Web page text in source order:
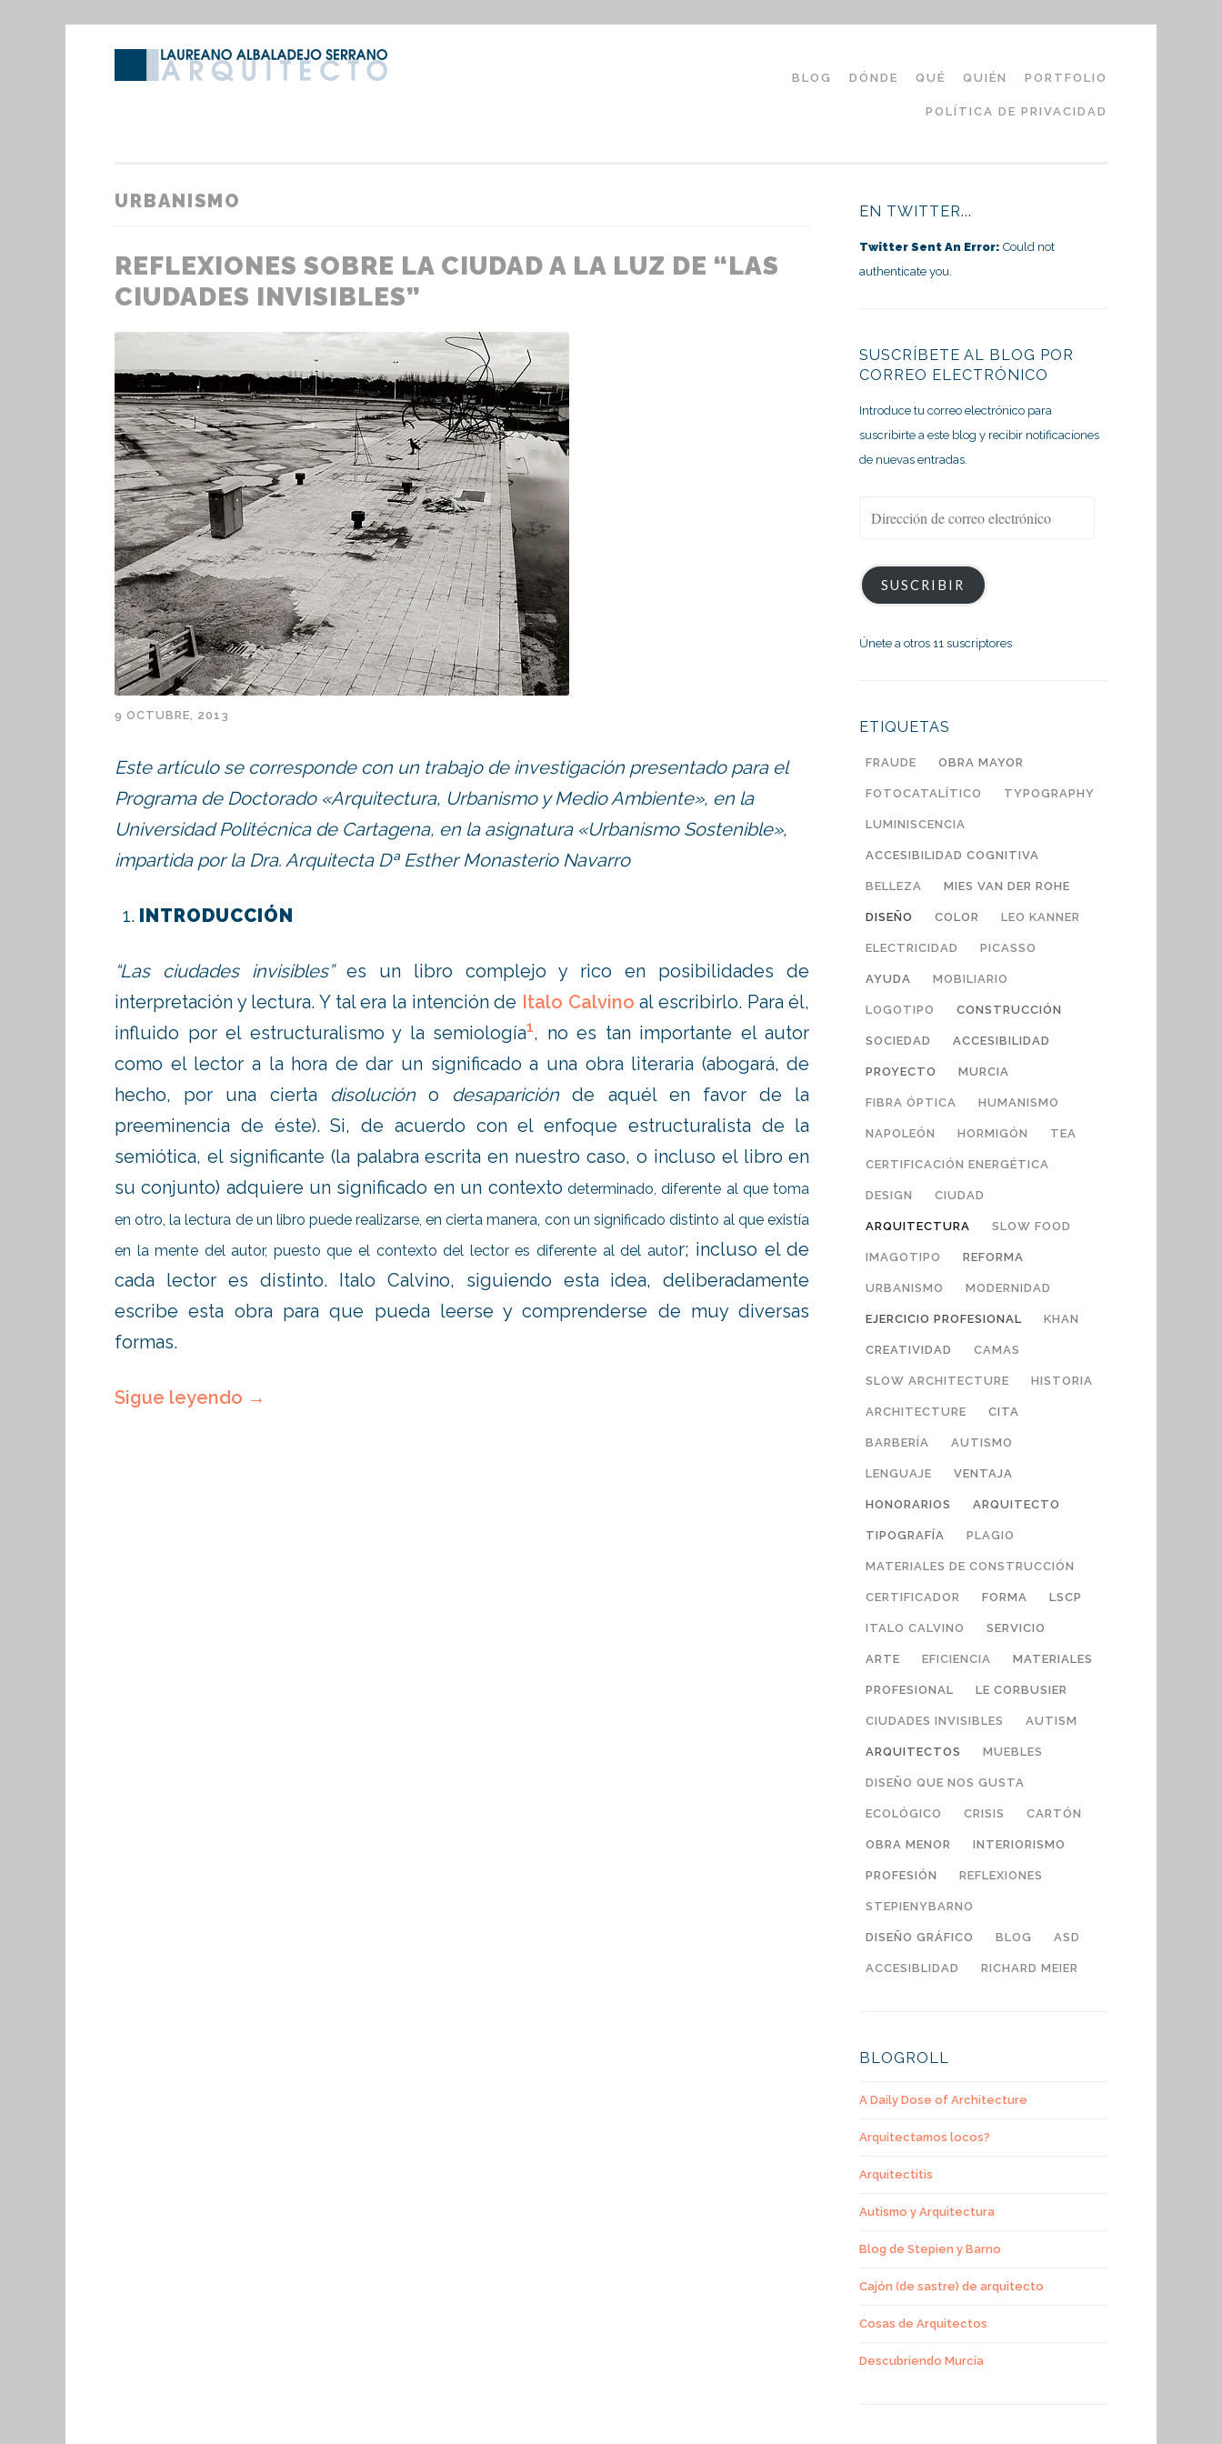
al
BLOG DÓNDE QUÉ QUIÉN PORTFOLIO
POLÍTICA DE PRIVACIDAD
URBANISMO
REFLEXIONES SOBRE LA CIUDAD A LA LUZ DE “LAS
CIUDADES INVISIBLES”
9 OCTUBRE, 2013
Este artículo se corresponde con un trabajo de investigación presentado para el
Programa de Doctorado «Arquitectura, Urbanismo y Medio Ambiente», en la
Universidad Politécnica de Cartagena, en la asignatura «Urbanismo Sostenible»,
impartida por la Dra. Arquitecta Dª Esther Monasterio Navarro
INTRODUCCIÓN
“Las ciudades invisibles”es un libro complejo y rico en posibilidades de
interpretación y lectura. Y tal era la intención de Italo Calvino al escribirlo. Para él,
influido por el estructuralismo y la semiología1, no es tan importante el autor
como el lector a la hora de dar un significado a una obra literaria (abogará, de
hecho, por una cierta disolucióno desaparición de aquél en favor de la
preeminencia de éste). Si, de acuerdo con el enfoque estructuralista de la
semiótica, el significante (la palabra escrita en nuestro caso, o incluso el libro en
su conjunto) adquiere un significado en un contexto determinado, diferente al que toma
en otro, la lectura de un libro puede realizarse, en cierta manera, con un significado distinto al que existía
en la mente del autor, puesto que el contexto del lector es diferente al del autor; incluso el de
cada lector es distinto. Italo Calvino, siguiendo esta idea, deliberadamente
escribe esta obra para que pueda leerse y comprenderse de muy diversas
formas.
Sigue leyendo →
EN TWITTER...
Twitter Sent An Error: Could not
authenticate you.
SUSCRÍBETE AL BLOG POR
CORREO ELECTRÓNICO
Introduce tu correo electrónico para
suscribirte a este blog y recibir notificaciones
de nuevas entradas.
electrónico
SUSCRIBIR
Únete a otros 11 suscriptores
ETIQUETAS
FRAUDE OBRA MAYOR
FOTOCATALÍTICO TYPOGRAPHY
LUMINISCENCIA
ACCESIBILIDAD COGNITIVA
BELLEZA MIES VAN DER ROHE
DISEÑO COLOR LEO KANNER
ELECTRICIDAD PICASSO
AYUDA MOBILIARIO
LOGOTIPO CONSTRUCCIÓN
SOCIEDAD ACCESIBILIDAD
PROYECTO MURCIA
FIBRA ÓPTICA HUMANISMO
NAPOLEÓN HORMIGÓN TEA
CERTIFICACIÓN ENERGÉTICA
DESIGN CIUDAD
ARQUITECTURA SLOW FOOD
IMAGOTIPO REFORMA
URBANISMO MODERNIDAD
EJERCICIO PROFESIONAL KHAN
CREATIVIDAD CAMAS
SLOW ARCHITECTURE HISTORIA
ARCHITECTURE CITA
BARBERÍA AUTISMO
LENGUAJE VENTAJA
HONORARIOS ARQUITECTO
TIPOGRAFÍA PLAGIO
MATERIALES DE CONSTRUCCIÓN
CERTIFICADOR FORMA LSCP
ITALO CALVINO SERVICIO
ARTE EFICIENCIA MATERIALES
PROFESIONAL LE CORBUSIER
CIUDADES INVISIBLES AUTISM
ARQUITECTOS MUEBLES
DISEÑO QUE NOS GUSTA
ECOLÓGICO CRISIS CARTÓN
OBRA MENOR INTERIORISMO
PROFESIÓN REFLEXIONES
STEPIENYBARNO
DISEÑO GRÁFICO BLOG ASD
ACCESIBLIDAD RICHARD MEIER
BLOGROLL
A Daily Dose of Architecture
Arquitectamos locos?
Arquitectitis
Autismo y Arquitectura
Blog de Stepien y Barno
Cajón (de sastre) de arquitecto
Cosas de Arquitectos
Descubriendo Murcia